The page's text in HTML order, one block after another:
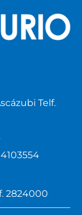
Telf.
4103554
2824000